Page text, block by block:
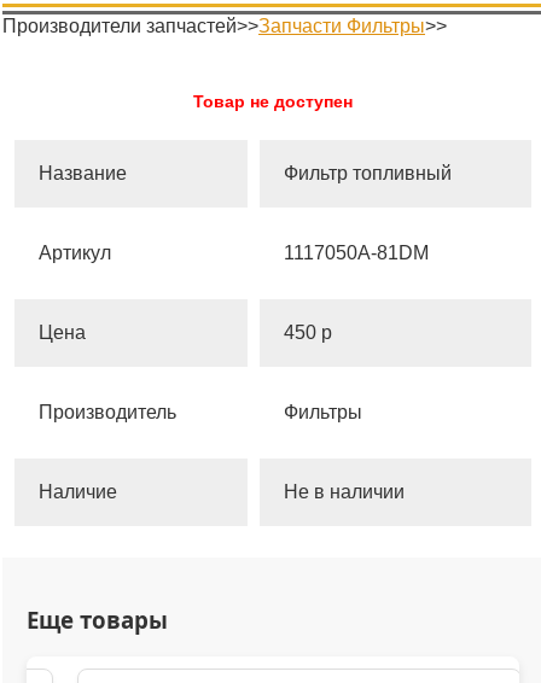
Производители запчастей>>Запчасти Фильтры>>
Товар не доступен
Название Фильтр топливный
Артикул 1117050A-81DM
Цена 450 р
Производитель Фильтры
Наличие Не в наличии